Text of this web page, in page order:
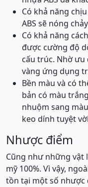
Có khả năng
ABS sẽ nóng
Có khả năng
được cường độ
cấu trúc. Nhờ ưu
vàng ứng dụng
Bền màu và có
bản có màu
nhuộm sang
keo dính tuyệt
Nhược điểm
Cũng như những vật
mỹ 100%. Vì vậy,
tồn tại một số nhược